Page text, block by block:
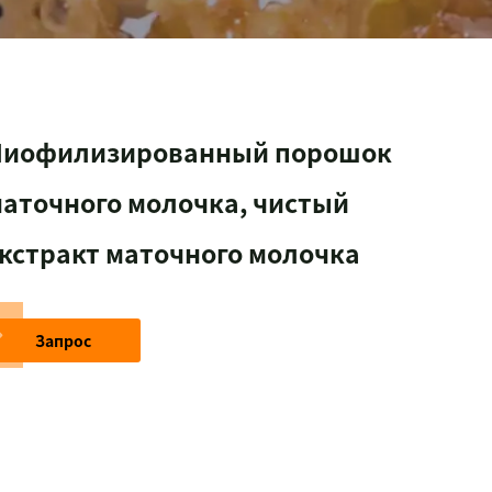
порошок
молочка, чистый
маточного молочка
Запрос